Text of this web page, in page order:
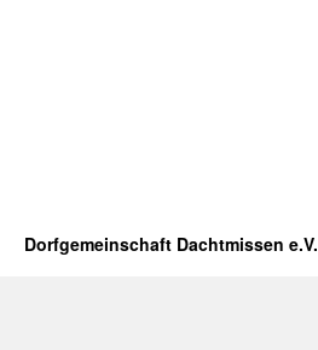
Dorfgemeinschaft Dachtmissen e.V.